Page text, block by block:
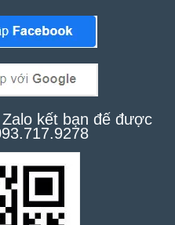
kết bạn để được